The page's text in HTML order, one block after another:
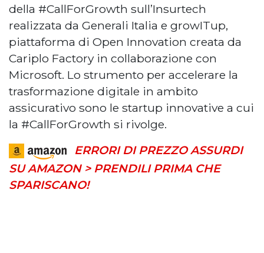
della #CallForGrowth sull’Insurtech
realizzata da Generali Italia e growITup,
piattaforma di Open Innovation creata da
Cariplo Factory in collaborazione con
Microsoft. Lo strumento per accelerare la
trasformazione digitale in ambito
assicurativo sono le startup innovative a cui
la #CallForGrowth si rivolge.
ERRORI DI PREZZO ASSURDI
SU AMAZON > PRENDILI PRIMA CHE
SPARISCANO!